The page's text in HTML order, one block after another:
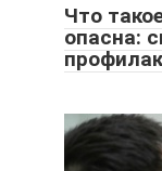
Что
опасна: